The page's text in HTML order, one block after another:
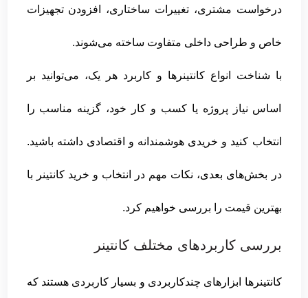
درخواست مشتری، تغییرات ساختاری، افزودن تجهیزات
خاص و طراحی داخلی متفاوت ساخته می‌شوند.
با شناخت انواع کانتینرها و کاربرد هر یک، می‌توانید بر
اساس نیاز پروژه یا کسب و کار خود، گزینه مناسب را
انتخاب کنید و خریدی هوشمندانه و اقتصادی داشته باشید.
در بخش‌های بعدی، نکات مهم در انتخاب و خرید کانتینر با
بهترین قیمت را بررسی خواهیم کرد.
بررسی کاربردهای مختلف کانتینر
کانتینرها ابزارهای چندکاربردی و بسیار کاربردی هستند که